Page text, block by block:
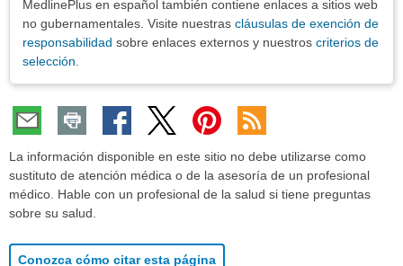
MedlinePlus en español también contiene enlaces a sitios web
no gubernamentales. Visite nuestras cláusulas de exención de
responsabilidad sobre enlaces externos y nuestros criterios de
selección
La información disponible en este sitio no debe utilizarse como
sustituto de atención médica o de la asesoría de un profesional
médico. Hable con un profesional de la salud si tiene preguntas
sobre su salud.
Conozca cómo citar esta página